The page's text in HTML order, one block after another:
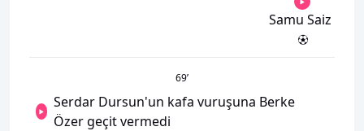
Samu Saiz
69’
Serdar Dursun'un kafa vuruşuna Berke
Özer geçit vermedi